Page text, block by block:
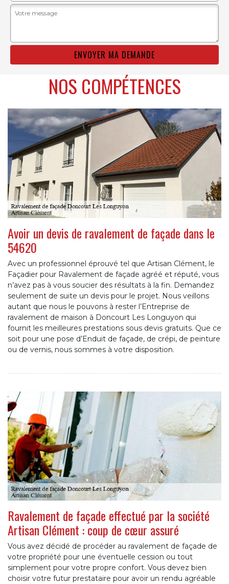
NOS COMPÉTENCES
Avoir un devis de ravalement de façade dans le
54620
Avec un professionnel éprouvé tel que Artisan Clément, le
Façadier pour Ravalement de façade agréé et réputé, vous
n’avez pas à vous soucier des résultats à la fin. Demandez
seulement de suite un devis pour le projet. Nous veillons
autant que nous le pouvons à rester l’Entreprise de
ravalement de maison à Doncourt Les Longuyon qui
fournit les meilleures prestations sous devis gratuits. Que ce
soit pour une pose d’Enduit de façade, de crépi, de peinture
ou de vernis, nous sommes à votre disposition.
Ravalement de façade effectué par la société
Artisan Clément : coup de cœur assuré
Vous avez décidé de procéder au ravalement de façade de
votre propriété pour une éventuelle cession ou tout
simplement pour votre propre confort. Vous devez bien
choisir votre futur prestataire pour avoir un rendu agréable